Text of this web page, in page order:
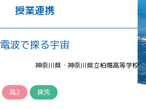
情報の発
信
宇宙を活用
した教育実
践例
体験的学
習機会の
提供（国
際）
授業連携
電波で探る宇宙
神奈川県・神奈川県立柏陽高等学校
高2 探究